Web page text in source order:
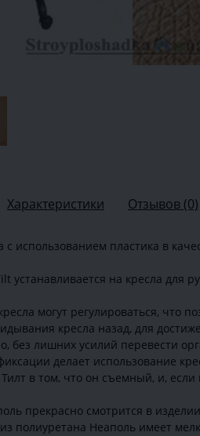
Характеристики Отзывов (0)
использованием пластика в
устанавливается на кресла для
могут регулироваться, что
кресла назад, для
без лишних усилий перевести
делает использование
в том, что он съемный, и,
прекрасно смотрится в
полиуретана Неаполь имеет